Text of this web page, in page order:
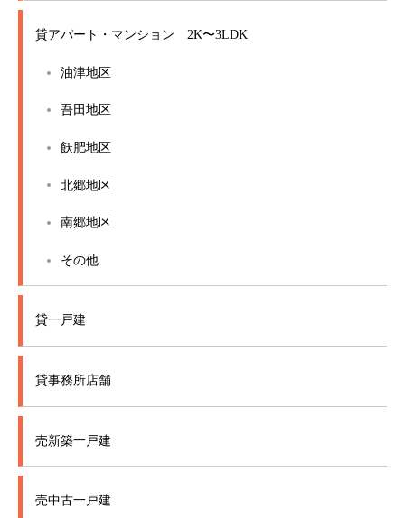
貸アパート・マンション 2K〜3LDK
油津地区
吾田地区
飫肥地区
北郷地区
南郷地区
その他
貸一戸建
貸事務所店舗
売新築一戸建
売中古一戸建